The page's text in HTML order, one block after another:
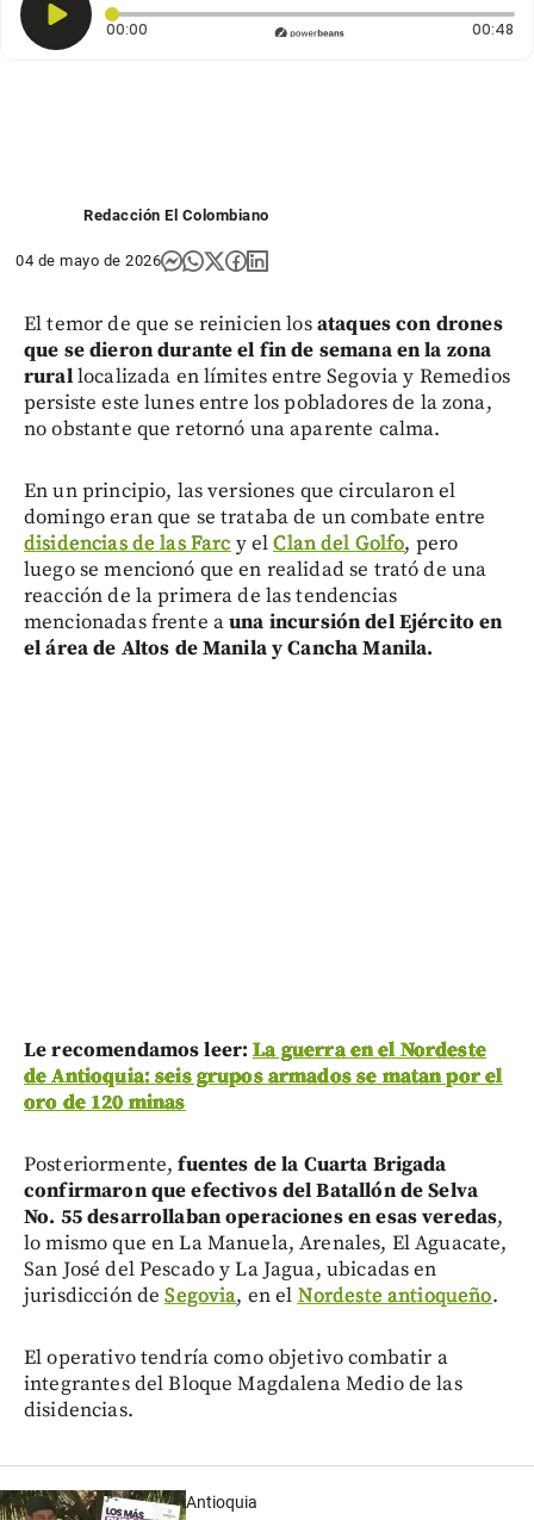
00:00 Tiempo transcurrido: 0 segundos 00:48
Redacción El Colombiano
04 de mayo de 2026
El temor de que se reinicien losataques con drones
que se dieron durante el fin de semana en la zona
rurallocalizada en límites entre Segovia y Remedios
persiste este lunes entre los pobladores de la zona,
no obstante que retornó una aparente calma.
En un principio, las versiones que circularon el
domingo eran que se trataba de un combate entre
disidencias de las Farc y elClan del Golfo, pero
luego se mencionó que en realidad se trató de una
reacción de la primera de las tendencias
mencionadas frente auna incursión del Ejército en
el área de Altos de Manila y Cancha Manila.
Le recomendamos leer:La guerra en el Nordeste
de Antioquia: seis grupos armados se matan por el
oro de 120 minas
Posteriormente,fuentes de la Cuarta Brigada
confirmaron que efectivos del Batallón de Selva
No. 55 desarrollaban operaciones en esas veredas,
lo mismo que en La Manuela, Arenales, El Aguacate,
San José del Pescado y La Jagua, ubicadas en
jurisdicción deSegovia, en el Nordeste antioqueño.
El operativo tendría como objetivo combatir a
integrantes del Bloque Magdalena Medio de las
disidencias.
Antioquia